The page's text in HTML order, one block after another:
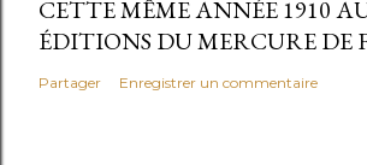
CETTE MÊME ANNÉE 1910
ÉDITIONS DU MERCURE DE
Partager Enregistrer un commentaire